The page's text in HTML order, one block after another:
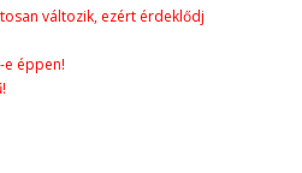
változik, ezért érdeklődj
e éppen!